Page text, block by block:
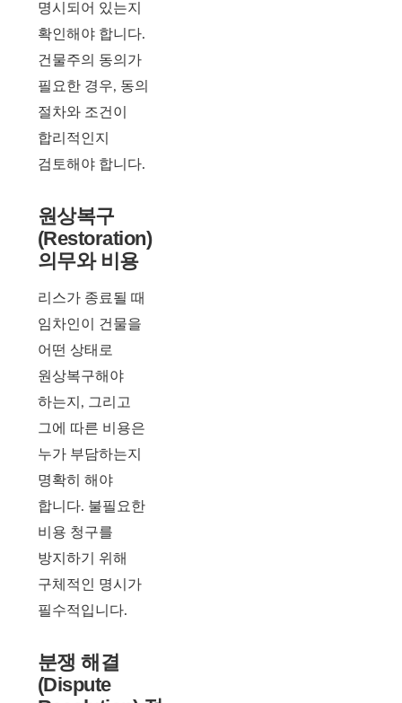
명시되어 있는지
확인해야 합니다.
건물주의 동의가
필요한 경우, 동의
절차와 조건이
합리적인지
검토해야 합니다.
원상복구
(Restoration)
의무와 비용
리스가 종료될 때
임차인이 건물을
어떤 상태로
원상복구해야
하는지, 그리고
그에 따른 비용은
누가 부담하는지
명확히 해야
합니다. 불필요한
비용 청구를
방지하기 위해
구체적인 명시가
필수적입니다.
분쟁 해결
(Dispute